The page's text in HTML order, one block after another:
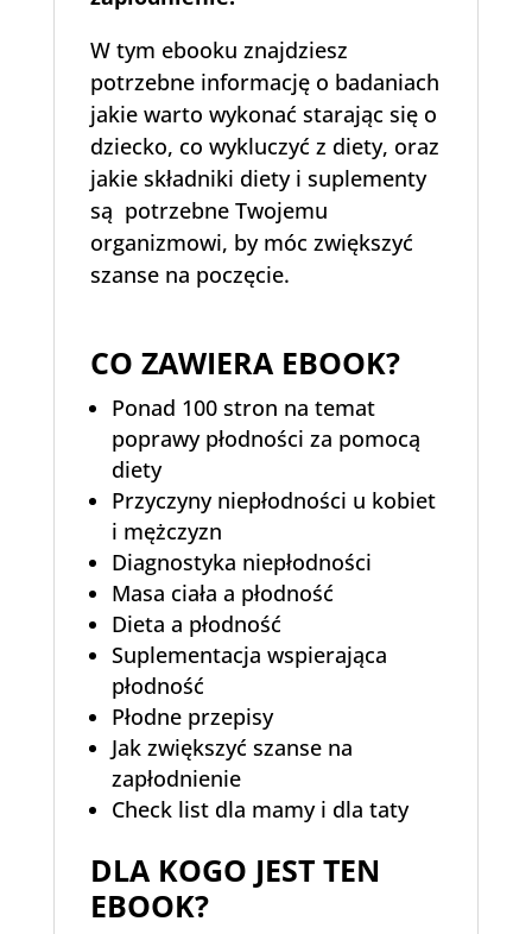
W tym ebooku znajdziesz
potrzebne informację o badaniach
jakie warto wykonać starając się o
dziecko, co wykluczyć z diety, oraz
jakie składniki diety i suplementy
są potrzebne Twojemu
organizmowi, by móc zwiększyć
szanse na poczęcie.
CO ZAWIERA EBOOK?
Ponad 100 stron na temat
poprawy płodności za pomocą
diety
Przyczyny niepłodności u kobiet
i mężczyzn
Diagnostyka niepłodności
Masa ciała a płodność
Dieta a płodność
Suplementacja wspierająca
płodność
Płodne przepisy
Jak zwiększyć szanse na
zapłodnienie
Check list dla mamy i dla taty
DLA KOGO JEST TEN
EBOOK?